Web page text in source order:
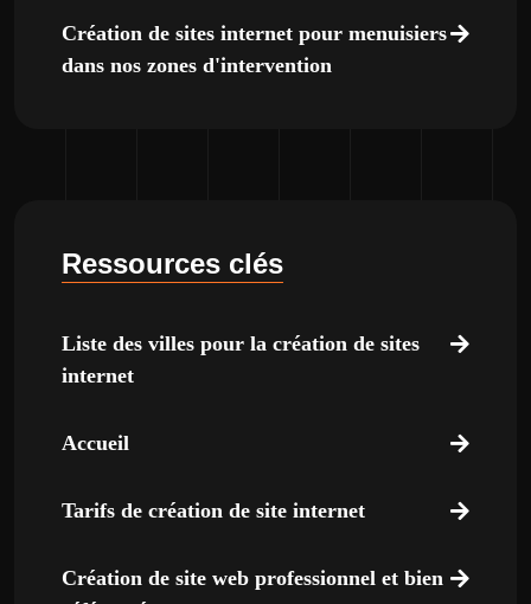
Création de sites internet pour menuisiers
dans nos zones d'intervention
Ressources clés
Liste des villes pour la création de sites
internet
Accueil
Tarifs de création de site internet
Création de site web professionnel et bien